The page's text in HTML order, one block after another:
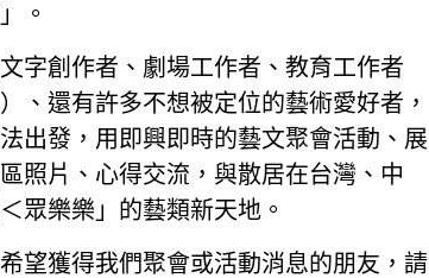
。
字創作者、劇場工作者、教育工作者
、還有許多不想被定位的藝術愛好者，
出發，用即興即時的藝文聚會活動、展
照片、心得交流，與散居在台灣、中
眾樂樂」的藝類新天地。
望獲得我們聚會或活動消息的朋友，請